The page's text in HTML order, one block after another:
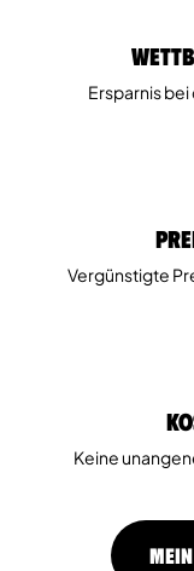
Ersparnis
Vergünstigte
Keine